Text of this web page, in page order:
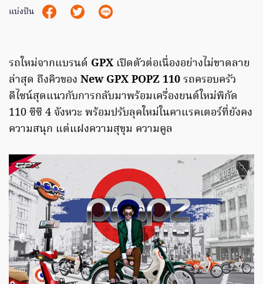
แบ่งปัน
รถใหม่จากแบรนด์ GPX เปิดตัวต่อเนื่องอย่างไม่ขาดลาย
ล่าสุด ถึงคิวของ New GPX POPZ 110รถครอบครัว
ดีไซน์สุดแนวกับการกลับมาพร้อมเครื่องยนต์ใหม่พิกัด
110 ซีซี 4 จังหวะ พร้อมปรับลุคใหม่ในคาแรคเตอร์ที่ยังคง
ความสนุก แต่แฝงความสุขุม ความคูล